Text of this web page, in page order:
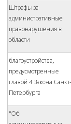
Штрафы за
административные
правонарушения в
области
благоустройства,
предусмотренные
главой 4 Закона Санкт-
Петербурга
"Об